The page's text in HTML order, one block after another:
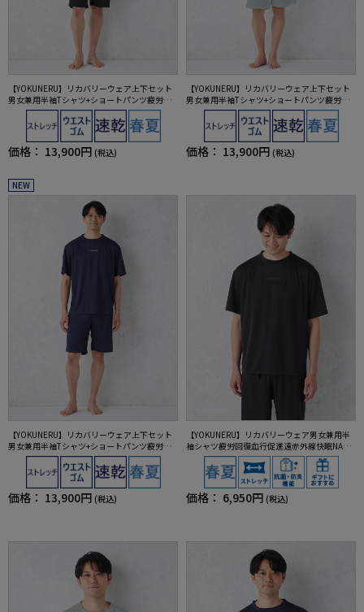
【YOKUNERU】リカバリーウェア上下セット
男女兼用半袖Tシャツ+ショートパンツ疲労回
復血行促進遠赤外線快眠NANOMIX(R)【一般医
療機器】SS～LLサイズ
価格： 13,900円 (税込)
【YOKUNERU】リカバリーウェア上下セット
男女兼用半袖Tシャツ+ショートパンツ疲労回
復血行促進遠赤外線快眠NANOMIX(R)【一般医
療機器】SS～LLサイズ
価格： 13,900円 (税込)
NEW
【YOKUNERU】リカバリーウェア上下セット
男女兼用半袖Tシャツ+ショートパンツ疲労回
復血行促進遠赤外線快眠NANOMIX(R)【一般医
療機器】SS～LLサイズ
価格： 13,900円 (税込)
【YOKUNERU】リカバリーウェア男女兼用半
袖シャツ疲労回復血行促進遠赤外線快眠NANO
MIX(R)【一般医療機器】SS～LLサイズ
価格： 6,950円 (税込)